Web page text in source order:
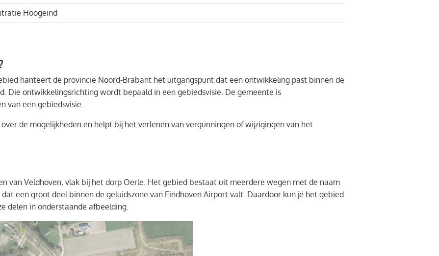
Hoogeind
hanteert de provincie Noord-Brabant het uitgangspunt dat een ontwikkeling past binnen de
Die ontwikkelingsrichting wordt bepaald in een gebiedsvisie. De gemeente is
van een gebiedsvisie.
de mogelijkheden en helpt bij het verlenen van vergunningen of wijzigingen van het
van Veldhoven, vlak bij het dorp Oerle. Het gebied bestaat uit meerdere wegen met de naam
een groot deel binnen de geluidszone van Eindhoven Airport valt. Daardoor kun je het gebied
delen in onderstaande afbeelding.